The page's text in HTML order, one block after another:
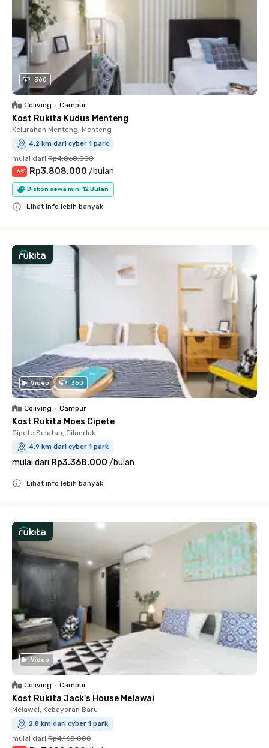
360
Coliving • Campur
Kost Rukita Kudus Menteng
Kelurahan Menteng, Menteng
4.2 km dari cyber 1 park
mulai dari Rp4.068.000
-6% Rp3.808.000 /bulan
Diskon sewa min. 12 Bulan
Lihat info lebih banyak
Video 360
Coliving • Campur
Kost Rukita Moes Cipete
Cipete Selatan, Cilandak
4.9 km dari cyber 1 park
mulai dari Rp3.368.000 /bulan
Lihat info lebih banyak
Video
Coliving • Campur
Kost Rukita Jack's House Melawai
Melawai, Kebayoran Baru
2.8 km dari cyber 1 park
mulai dari Rp4.168.000